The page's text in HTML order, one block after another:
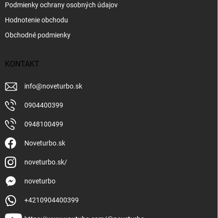
Podmienky ochrany osobných údajov
Hodnotenie obchodu
Obchodné podmienky
KONTAKT
info@noveturbo.sk
0904400399
0948100499
Noveturbo.sk
noveturbo.sk/
noveturbo
+4210904400399